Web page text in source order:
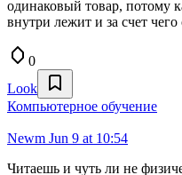
одинаковый товар, потому
внутри лежит и за счет
0
Look
Компьютерное обучение
Newm Jun 9 at 10:54
Читаешь и чуть ли не